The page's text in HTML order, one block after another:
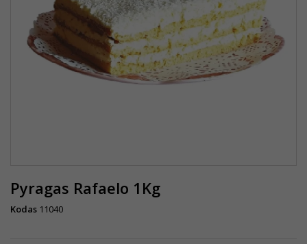
Pyragas Rafaelo 1Kg
Kodas 11040